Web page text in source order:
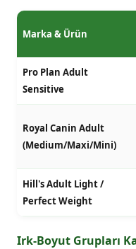
Marka & Ürün
Pro Plan Adult
Sensitive
Royal Canin Adult
(Medium/Maxi/Mini)
Hill's Adult Light /
Perfect Weight
Irk-Boyut Grupları